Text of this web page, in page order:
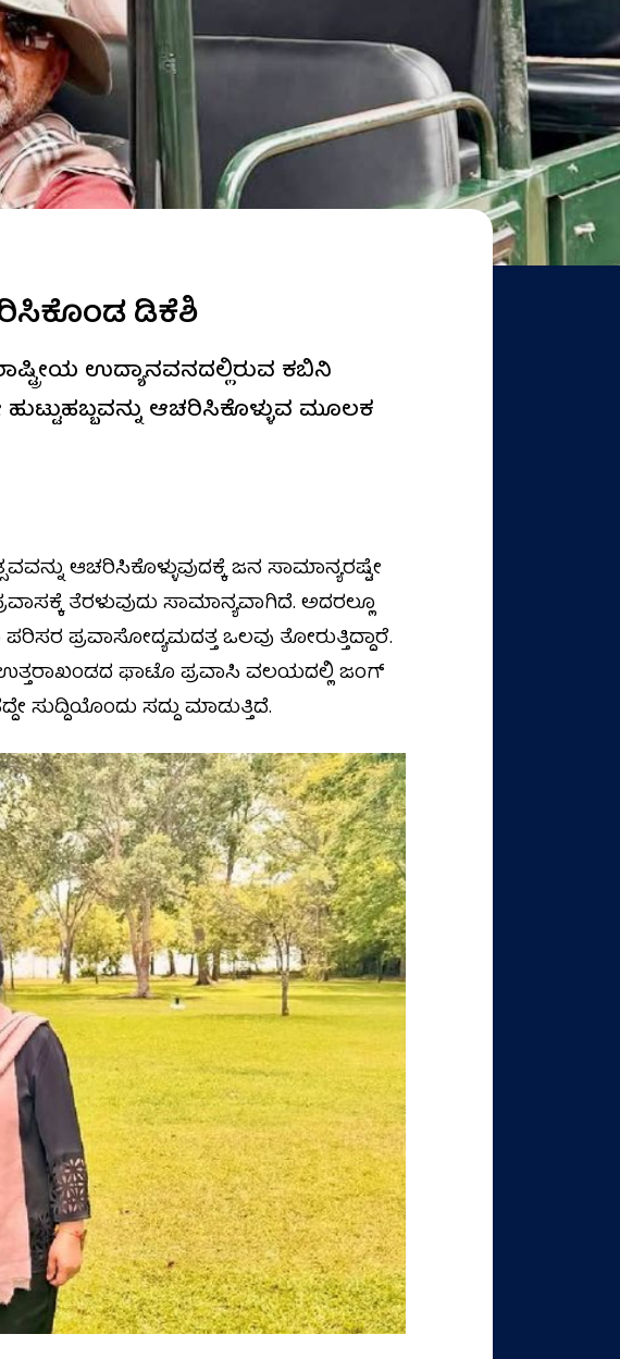
ಡಿಕೆಶಿ
ಉದ್ಯಾನವನದಲ್ಲಿರುವ ಕಬಿನಿ
ಆಚರಿಸಿಕೊಳ್ಳುವ ಮೂಲಕ
ಆಚರಿಸಿಕೊಳ್ಳುವುದಕ್ಕೆ ಜನ ಸಾಮಾನ್ಯರಷ್ಟೇ
ತೆರಳುವುದು ಸಾಮಾನ್ಯವಾಗಿದೆ. ಅದರಲ್ಲೂ
ಪ್ರವಾಸೋದ್ಯಮದತ್ತ ಒಲವು ತೋರುತ್ತಿದ್ದಾರೆ.
ಫಾಟೊ ಪ್ರವಾಸಿ ವಲಯದಲ್ಲಿ ಜಂಗ್‌
ಸುದ್ದಿಯೊಂದು ಸದ್ದು ಮಾಡುತ್ತಿದೆ.